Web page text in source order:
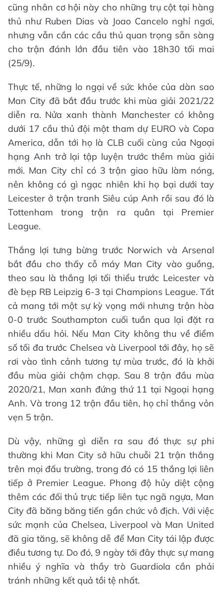
cũng nhân cơ hội này cho những trụ cột tại hàng
thủ như Ruben Dias và Joao Cancelo nghỉ ngơi,
nhưng vẫn cần các cầu thủ quan trọng sẵn sàng
cho trận đánh lớn đầu tiên vào 18h30 tối mai
(25/9).
Thực tế, những lo ngại về sức khỏe của dàn sao
Man City đã bắt đầu trước khi mùa giải 2021/22
diễn ra. Nửa xanh thành Manchester có không
dưới 17 cầu thủ đội một tham dự EURO và Copa
America, dẫn tới họ là CLB cuối cùng của Ngoại
hạng Anh trở lại tập luyện trước thềm mùa giải
mới. Man City chỉ có 3 trận giao hữu làm nóng,
nên không có gì ngạc nhiên khi họ bại dưới tay
Leicester ở trận tranh Siêu cúp Anh rồi sau đó là
Tottenham trong trận ra quân tại Premier
League.
Thắng lợi tưng bừng trước Norwich và Arsenal
bắt đầu cho thấy cỗ máy Man City vào guồng,
theo sau là thắng lợi tối thiểu trước Leicester và
đè bẹp RB Leipzig 6-3 tại Champions League. Tất
cả mang tới một sự kỳ vọng mới nhưng trận hòa
0-0 trước Southampton cuối tuần qua lại đặt ra
nhiều dấu hỏi. Nếu Man City không thu về điểm
số tối đa trước Chelsea và Liverpool tới đây, họ sẽ
rơi vào tình cảnh tương tự mùa trước, đó là khởi
đầu mùa giải chậm chạp. Sau 8 trận đầu mùa
2020/21, Man xanh đứng thứ 11 tại Ngoại hạng
Anh. Và trong 12 trận đầu tiên, họ chỉ thắng vỏn
vẹn 5 trận.
Dù vậy, những gì diễn ra sau đó thực sự phi
thường khi Man City sở hữu chuỗi 21 trận thắng
trên mọi đấu trường, trong đó có 15 thắng lợi liên
tiếp ở Premier League. Phong độ hủy diệt cộng
thêm các đối thủ trực tiếp liên tục ngã ngựa, Man
City đã băng băng tiến gần chức vô địch. Với việc
sức mạnh của Chelsea, Liverpool và Man United
đã gia tăng, sẽ không dễ để Man City tái lập được
điều tương tự. Do đó, 9 ngày tới đây thực sự mang
nhiều ý nghĩa và thầy trò Guardiola cần phải
tránh những kết quả tồi tệ nhất.